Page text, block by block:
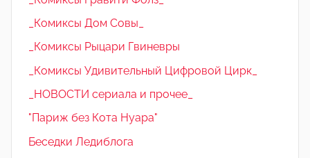
_Комиксы Дом Совы_
_Комиксы Рыцари Гвиневры
_Комиксы Удивительный Цифровой Цирк_
_НОВОСТИ сериала и прочее_
"Париж без Кота Нуара"
Беседки Ледиблога